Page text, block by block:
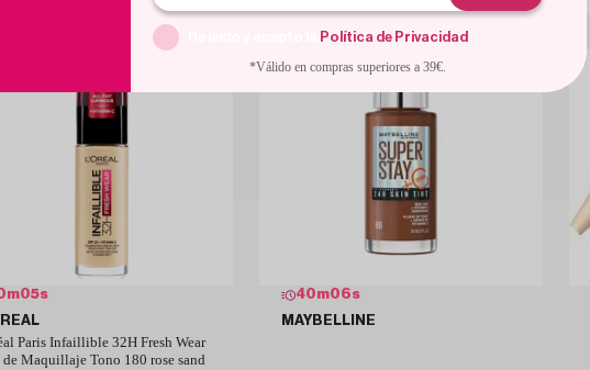
m04s
Paris Infaillible 32H Fresh Wear
de Maquillaje Tono 180 rose sand
40m05s
MAYBELLINE
Política de Privacidad
*Válido en compras superiores a 39€.